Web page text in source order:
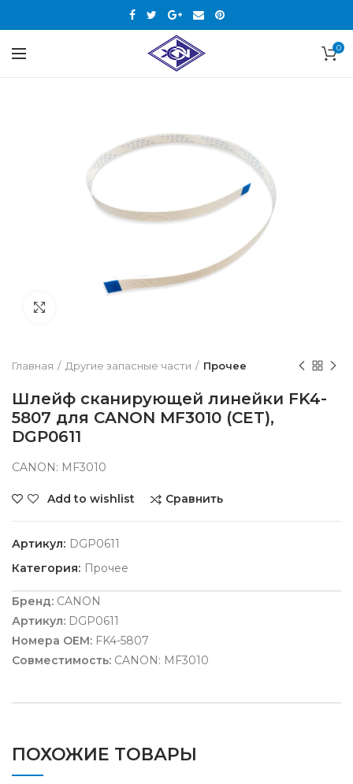
0
Главная Другие запасные части Прочее
Шлейф сканирующей линейки FK4-
5807 для CANON MF3010 (CET),
DGP0611
CANON: MF3010
Add to wishlist Сравнить
Артикул: DGP0611
Категория: Прочее
Бренд: CANON
Артикул: DGP0611
Номера OEM: FK4-5807
Совместимость: CANON: MF3010
ПОХОЖИЕ ТОВАРЫ